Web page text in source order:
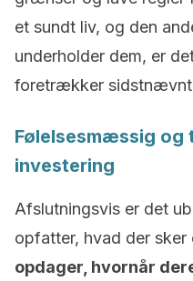
et sundt liv, og den
underholder dem, er
foretrækker
Følelsesmæssig og
investering
Afslutningsvis er det
opfatter, hvad der sker
opdager, hvornår